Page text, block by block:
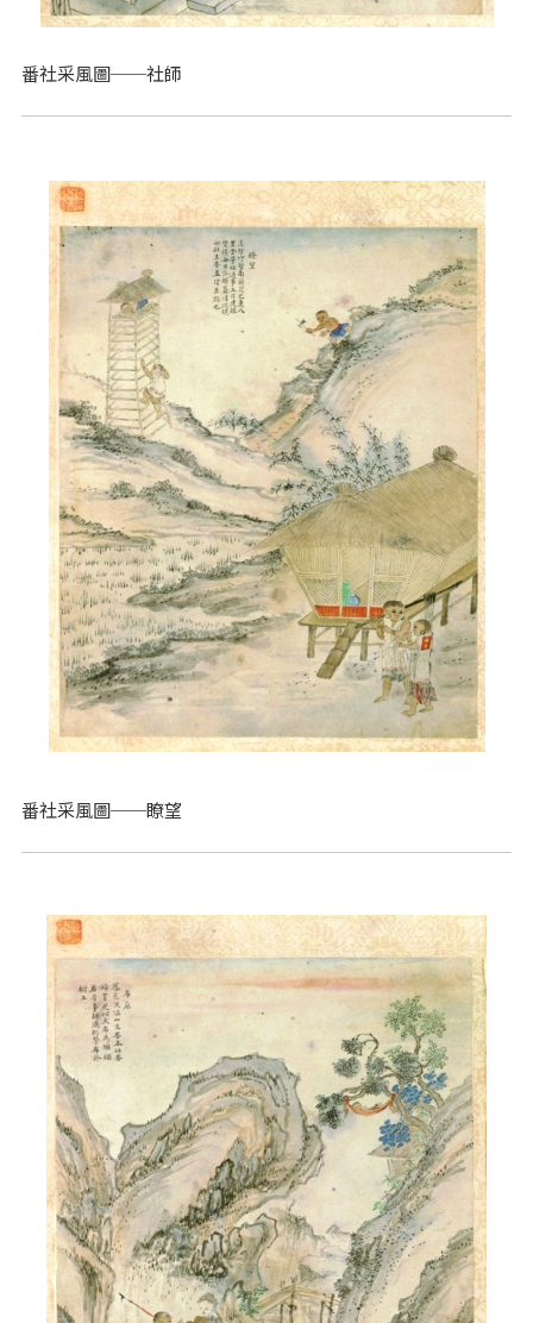
番社采風圖──社師
番社采風圖──瞭望